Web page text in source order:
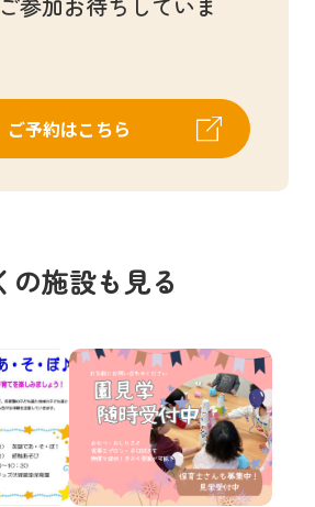
ご予約はこちら
の施設も見る